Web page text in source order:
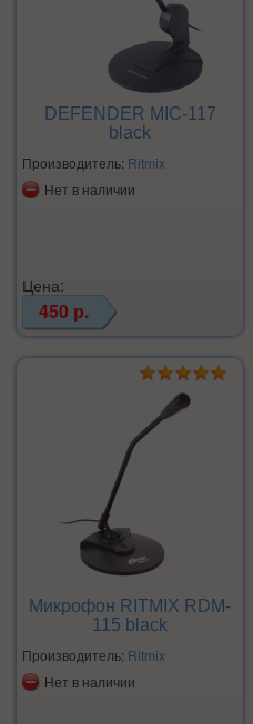
DEFENDER MIC-117
black
Производитель: Ritmix
Нет в наличии
Цена:
450 р.
Микрофон RITMIX RDM-
115 black
Производитель: Ritmix
Нет в наличии